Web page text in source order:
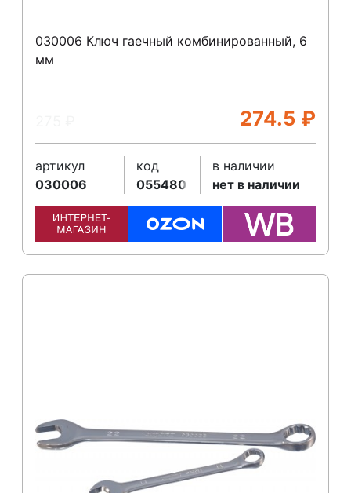
030006 Ключ гаечный комбинированный, 6
мм
274.5 ₽
артикул
030006
код
055480
в наличии
нет в наличии